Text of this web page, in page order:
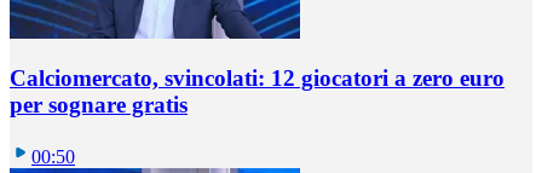
Calciomercato, svincolati: 12 giocatori a zero euro
per sognare gratis
00:50